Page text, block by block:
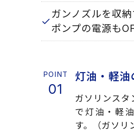
ガンノズルを収
ポンプの電源も
灯油・軽油
ガソリンスタ
で灯油・軽
す。（ガソリ